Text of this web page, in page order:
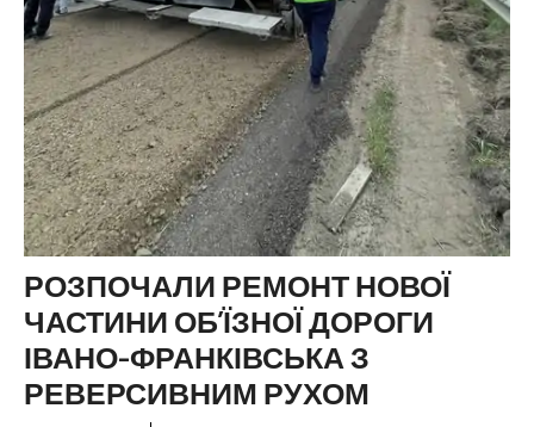
РОЗПОЧАЛИ РЕМОНТ НОВОЇ
ЧАСТИНИ ОБ’ЇЗНОЇ ДОРОГИ
ІВАНО-ФРАНКІВСЬКА З
РЕВЕРСИВНИМ РУХОМ